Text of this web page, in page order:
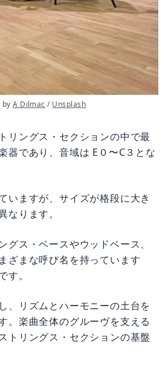
by A Dilmac / Unsplash
リングス・セクションの中で最
器であり、音域は E０〜C３とな
いますが、サイズが格段に大き
なります。
グス・ベースやウッドベース、
ざまな呼び名を持っています
す。
、リズムとハーモニーの土台を
。楽曲全体のグルーヴを支える
トリングス・セクションの基盤